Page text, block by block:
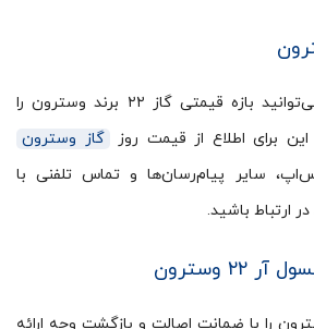
در ابتدای این صفحه می‌توانید بازه قیمتی گاز ۲۲ برند وسترون را
برای اطلاع از قیمت روز
گاز وسترون
سایر پیام‌رسان‌ها و تماس تلفنی با
ارتباط باشید.
وسترون
را با ضمانت اصالت و بازگشت وجه ارائه